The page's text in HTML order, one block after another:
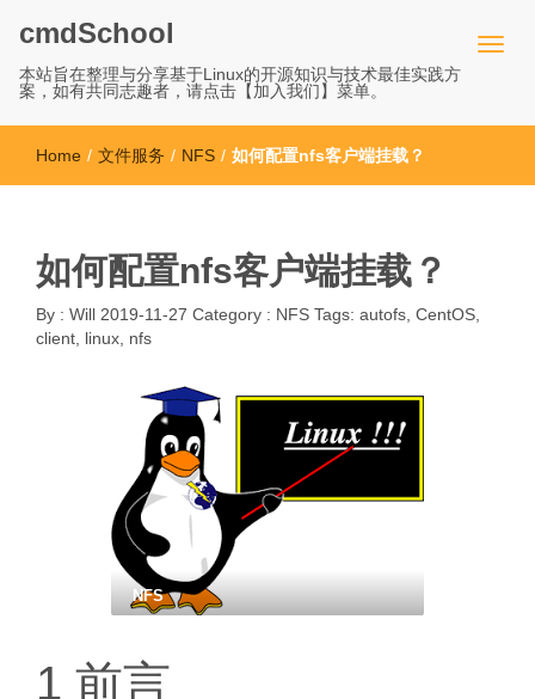
cmdSchool
本站旨在整理与分享基于Linux的开源知识与技术最佳实践方
案，如有共同志趣者，请点击【加入我们】菜单。
Home / 文件服务 / NFS / 如何配置nfs客户端挂载？
如何配置nfs客户端挂载？
By : Will 2019-11-27 Category : NFS Tags: autofs CentOS
client linux nfs
NFS
1 前言